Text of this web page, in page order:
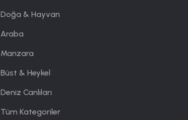
Doğa & Hayvan
Araba
Manzara
Büst & Heykel
Deniz Canlıları
Tüm Kategoriler